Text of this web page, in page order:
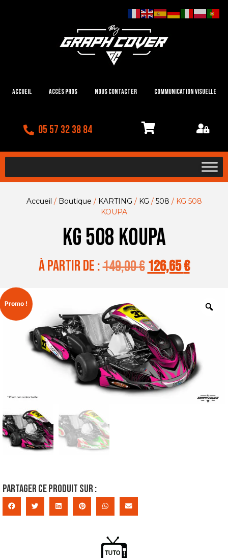
Accueil Accès Pros Nous contacter Communication visuelle
05 57 32 38 84
Accueil / Boutique / KARTING / KG / 508 / KG 508
KOUPA
KG 508 KOUPA
à partir de :149,00€ 126,65€
Promo !
Partager ce produit sur :